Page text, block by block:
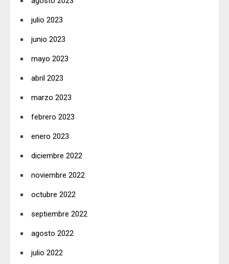
julio 2023
junio 2023
mayo 2023
abril 2023
marzo 2023
febrero 2023
enero 2023
diciembre 2022
noviembre 2022
octubre 2022
septiembre 2022
agosto 2022
julio 2022